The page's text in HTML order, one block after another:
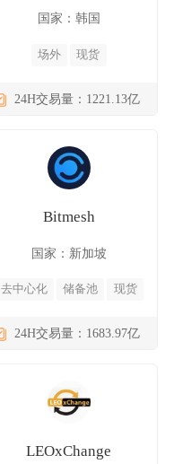
国家：韩国
场外 现货
24H交易量：1221.13亿
Bitmesh
国家：新加坡
去中心化 储备池 现货
24H交易量：1683.97亿
LEOxChange